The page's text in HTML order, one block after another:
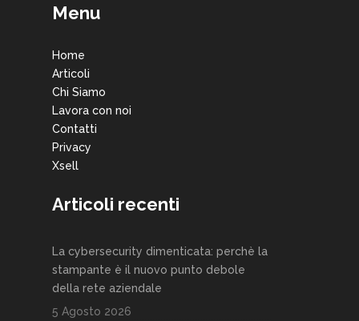
Menu
Home
Articoli
Chi Siamo
Lavora con noi
Contatti
Privacy
Xsell
Articoli recenti
La cybersecurity dimenticata: perchè la
stampante è il nuovo punto debole
della rete aziendale
5 Agosto 2026